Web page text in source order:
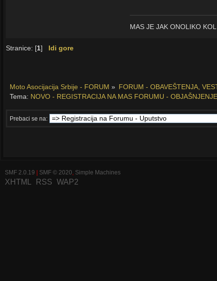
MAS JE JAK ONOLIKO
Stranice: [1] Idi gore
Moto Asocijacija Srbije - FORUM » FORUM - OBAVEŠTENJA,
Tema: NOVO - REGISTRACIJA NA MAS FORUMU -
Prebaci se na:
SMF 2.0.19 | SMF © 2020 Simple Machines
XHTML RSS WAP2